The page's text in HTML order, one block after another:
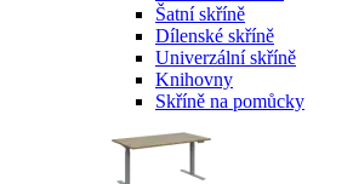
Šatní skříně
Dílenské skříně
Univerzální skříně
Knihovny
Skříně na pomůcky